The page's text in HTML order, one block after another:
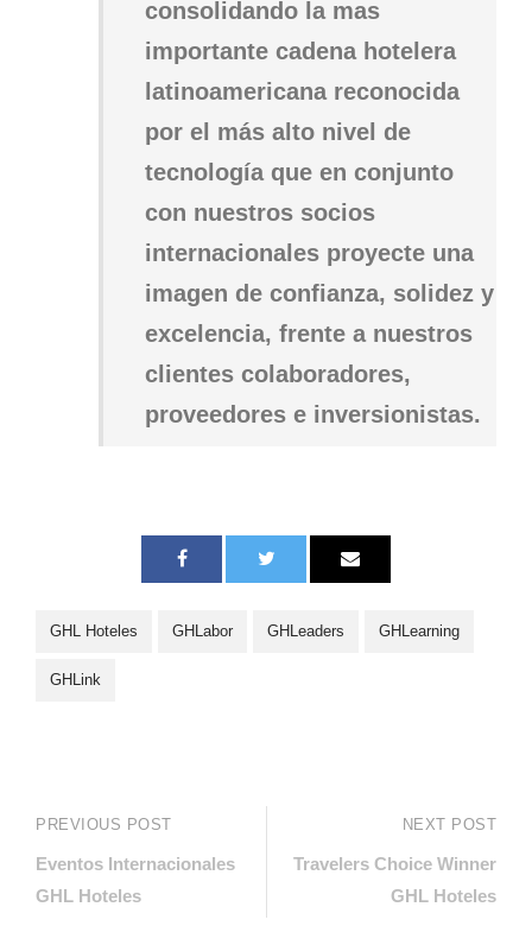
consolidando la mas
importante cadena hotelera
latinoamericana reconocida
por el más alto nivel de
tecnología que en conjunto
con nuestros socios
internacionales proyecte una
imagen de confianza, solidez y
excelencia, frente a nuestros
clientes colaboradores,
proveedores e inversionistas.
GHL Hoteles GHLabor GHLeaders GHLearning
GHLink
PREVIOUS POST
Eventos Internacionales
GHL Hoteles
NEXT POST
Travelers Choice Winner
GHL Hoteles